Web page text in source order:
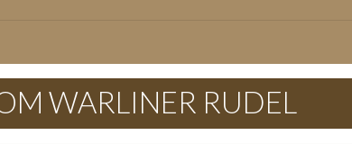
WARLINER RUDEL